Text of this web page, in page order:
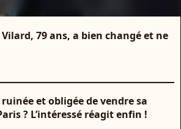
79 ans, a bien changé et ne
et obligée de vendre sa
? L’intéressé réagit enfin !